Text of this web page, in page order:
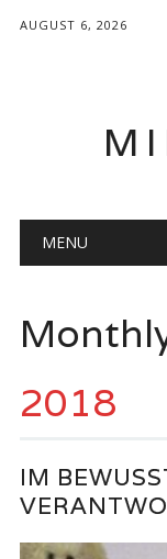
AUGUST 6, 2026
Main
MENU
2018
IM